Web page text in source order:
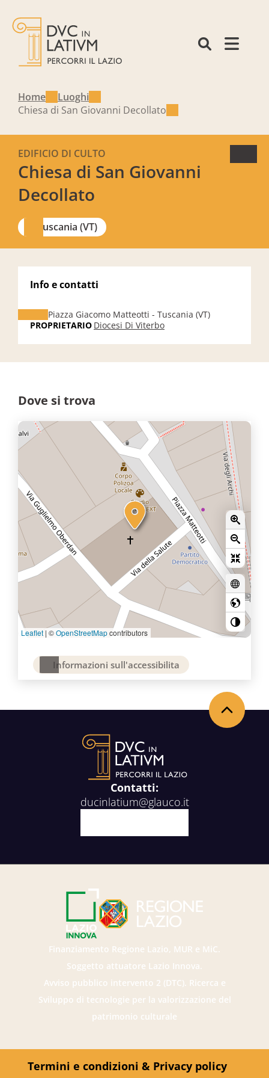
Home
Luoghi
Chiesa di San Giovanni Decollato
Chiesa di San Giovanni
Decollato
EDIFICIO DI CULTO
Tuscania (VT)
Info e contatti
Piazza Giacomo Matteotti - Tuscania (VT)
PROPRIETARIO Diocesi Di Viterbo
Dove si trova
Leaflet | ©OpenStreetMapcontributors
Informazioni sull'accessibilita
Contatti:
ducinlatium@glauco.it
Finanziamento Regione Lazio, MUR e MiC.
Soggetto attuatore Lazio Innova.
Avviso pubblico intervento 2 (DTC). Ricerca e
Sviluppo di tecnologie per la valorizzazione del
patrimonio culturale
Termini e condizioni & Privacy policy
Torna in alto